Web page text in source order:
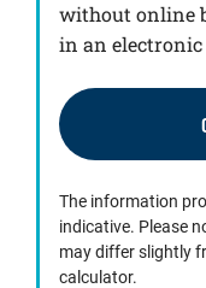
without online
in an
The information
indicative. Please
may differ slightly
calculator.